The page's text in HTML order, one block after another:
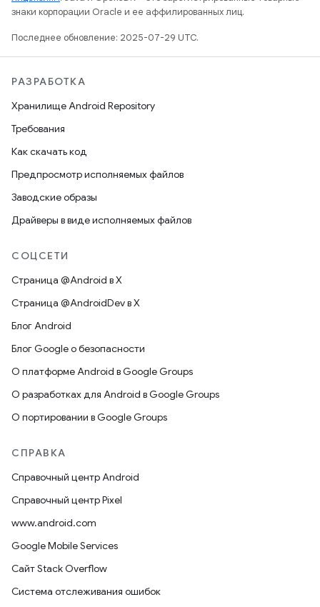
знаки корпорации Oracle и ее аффилированных лиц.
Последнее обновление: 2025-07-29 UTC.
РАЗРАБОТКА
Хранилище Android Repository
Требования
Как скачать код
Предпросмотр исполняемых файлов
Заводские образы
Драйверы в виде исполняемых файлов
СОЦСЕТИ
Страница @Android в X
Страница @AndroidDev в X
Блог Android
Блог Google о безопасности
О платформе Android в Google Groups
О разработках для Android в Google Groups
О портировании в Google Groups
СПРАВКА
Справочный центр Android
Справочный центр Pixel
www.android.com
Google Mobile Services
Сайт Stack Overflow
Система отслеживания ошибок